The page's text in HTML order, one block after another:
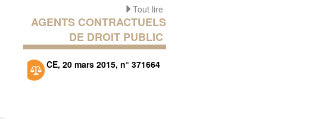
Tout lire
AGENTS CONTRACTUELS
DE DROIT PUBLIC
CE, 20 mars 2015, n° 371664